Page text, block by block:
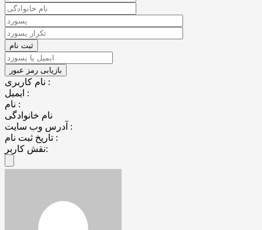
نام کاربری :
ایمیل :
نام :
نام خانوادگی
آدرس وب سایت :
تاریخ ثبت نام :
نقش کاربر: